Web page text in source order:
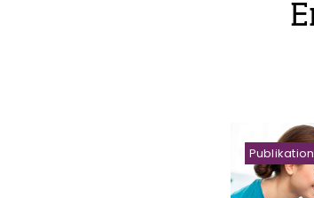
Publikation